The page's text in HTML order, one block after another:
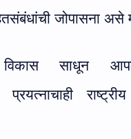
जोपासना असे
साधून
प्रयत्नाचाही